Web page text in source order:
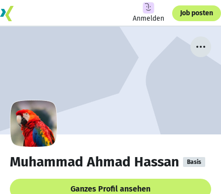
Anmelden
Job posten
Muhammad Ahmad Hassan Basis
Ganzes Profil ansehen